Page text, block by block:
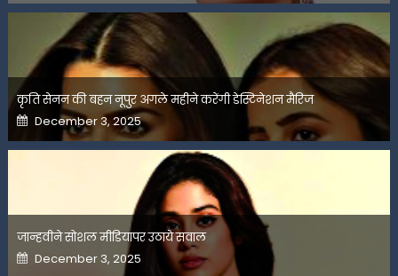
कृति सेनन की बहन नूपुर अगले महीने करेंगी डेस्टिनेशन मैरिज
Posted
on
December 3, 2025
जान्हवीने सोशल मीडियापर उठाये सवाल
Posted
on
December 3, 2025